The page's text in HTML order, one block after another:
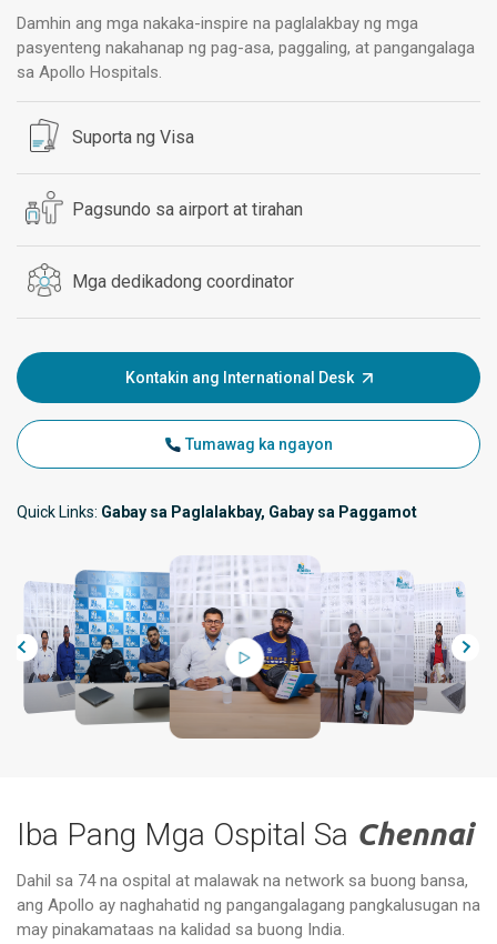
Damhin ang mga nakaka-inspire na paglalakbay ng mga
pasyenteng nakahanap ng pag-asa, paggaling, at pangangalaga
sa Apollo Hospitals.
Suporta ng Visa
Pagsundo sa airport at tirahan
Mga dedikadong coordinator
Kontakin ang International Desk
Tumawag ka ngayon
Quick Links: Gabay sa Paglalakbay, Gabay sa Paggamot
Iba Pang Mga Ospital Sa Chennai
Dahil sa 74 na ospital at malawak na network sa buong bansa,
ang Apollo ay naghahatid ng pangangalagang pangkalusugan na
may pinakamataas na kalidad sa buong India.
Mga Espesyal na Ospital ng Apollo,
Vanagaram, Chennai